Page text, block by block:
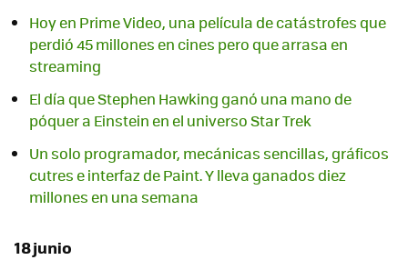
Hoy en Prime Video, una película de catástrofes que
perdió 45 millones en cines pero que arrasa en
streaming
El día que Stephen Hawking ganó una mano de
póquer a Einstein en el universo Star Trek
Un solo programador, mecánicas sencillas, gráficos
cutres e interfaz de Paint. Y lleva ganados diez
millones en una semana
18 junio